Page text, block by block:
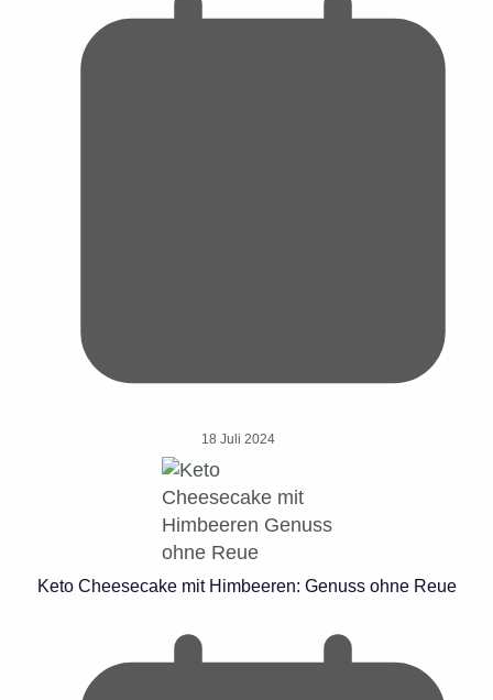
18 Juli 2024
Keto Cheesecake mit Himbeeren: Genuss ohne Reue